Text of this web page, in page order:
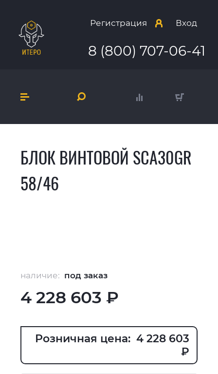
Регистрация Вход
8 (800) 707-06-41
БЛОК ВИНТОВОЙ SCA30GR
58/46
наличие: под заказ
4 228 603 ₽
Розничная цена: 4 228 603
₽